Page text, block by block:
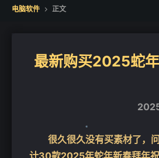
电脑软件  正文
最新购买2025蛇
很久很久没有买素材了，
计30款2025年蛇年新春拜年祝